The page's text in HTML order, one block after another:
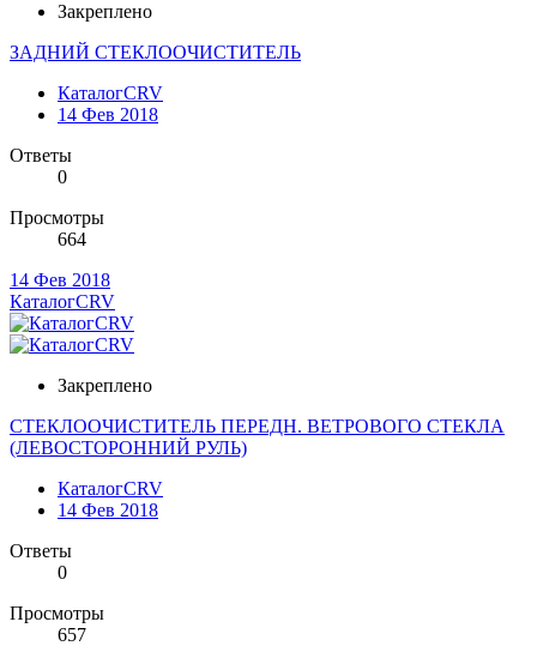
Закреплено
ЗАДНИЙ СТЕКЛООЧИСТИТЕЛЬ
КаталогCRV
14 Фев 2018
Ответы
0
Просмотры
664
14 Фев 2018
КаталогCRV
Закреплено
СТЕКЛООЧИСТИТЕЛЬ ПЕРЕДН. ВЕТРОВОГО СТЕКЛА
(ЛЕВОСТОРОННИЙ РУЛЬ)
КаталогCRV
14 Фев 2018
Ответы
0
Просмотры
657